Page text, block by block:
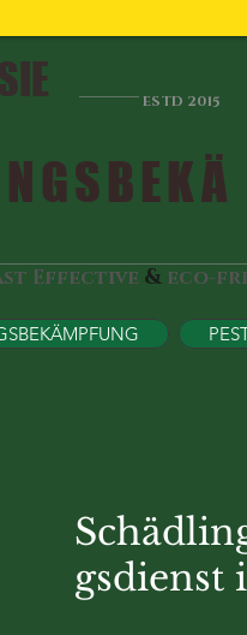
ESTD 2015
Effective & eco-
gsdienst